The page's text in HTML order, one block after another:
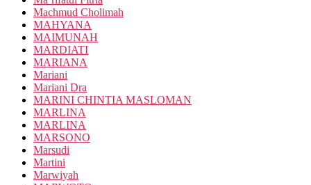
Machmud Cholimah
MAHYANA
MAIMUNAH
MARDIATI
MARIANA
Mariani
Mariani Dra
MARINI CHINTIA MASLOMAN
MARLINA
MARLINA
MARSONO
Marsudi
Martini
Marwiyah